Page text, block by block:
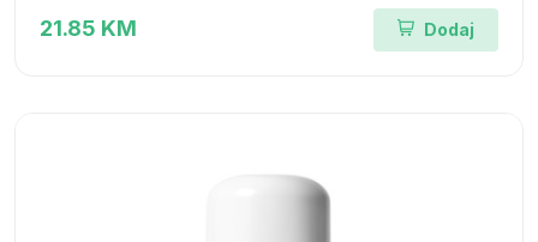
21.85 KM Dodaj